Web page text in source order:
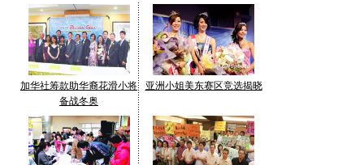
加华社筹款助华裔花滑小将
备战冬奥
亚洲小姐美东赛区竞选揭晓